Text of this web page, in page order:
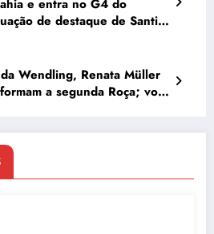
e entra no G4 do
de destaque de Santi
Wendling, Renata Müller
a segunda Roça; vote